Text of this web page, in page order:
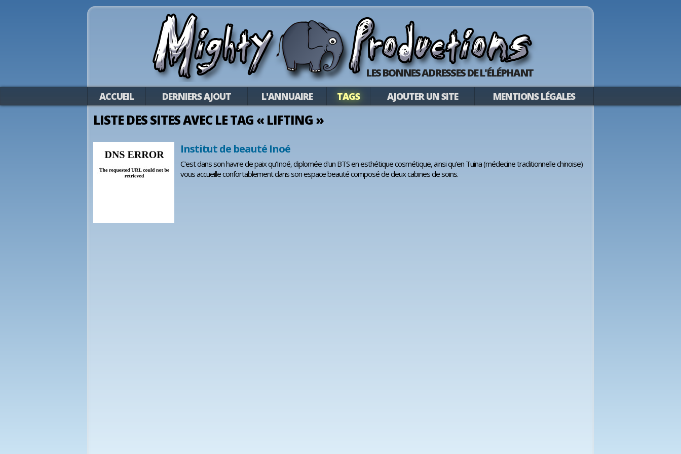
LES BONNES ADRESSES DE L'ÉLÉPHANT
ACCUEIL DERNIERS AJOUT L'ANNUAIRE TAGS AJOUTER UN SITE MENTIONS LÉGALES
LISTE DES SITES AVEC LE TAG « LIFTING »
Institut de beauté Inoé
C'est dans son havre de paix qu'Inoé, diplomée d'un BTS en esthétique cosmétique, ainsi qu'en Tuina (médecine traditionnelle chinoise)
vous accueille confortablement dans son espace beauté composé de deux cabines de soins.